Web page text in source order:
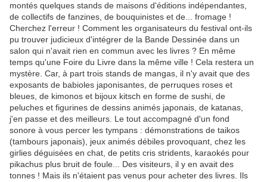
montés quelques stands de maisons d'éditions indépendantes,
de collectifs de fanzines, de bouquinistes et de... fromage !
Cherchez l'erreur ! Comment les organisateurs du festival ont-ils
pu trouver judicieux d'intégrer de la Bande Dessinée dans un
salon qui n'avait rien en commun avec les livres ? En même
temps qu'une Foire du Livre dans la même ville ! Cela restera un
mystère. Car, à part trois stands de mangas, il n'y avait que des
exposants de babioles japonisantes, de perruques roses et
bleues, de kimonos et bijoux kitsch en forme de sushi, de
peluches et figurines de dessins animés japonais, de katanas,
j'en passe et des meilleurs. Le tout accompagné d'un fond
sonore à vous percer les tympans : démonstrations de taikos
(tambours japonais), jeux animés débiles provoquant, chez les
girlies déguisées en chat, de petits cris stridents, karaokés pour
pikachus plus bruit de foule... Des visiteurs, il y en avait des
tonnes ! Mais ils n'étaient pas venus pour acheter des livres. Ils